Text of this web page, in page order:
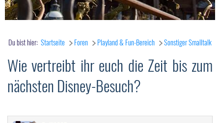
Du bist hier: Startseite Foren Playland & Fun-Bereich Sonstiger Smalltalk
Wie vertreibt ihr euch die Zeit bis zum
nächsten Disney-Besuch?